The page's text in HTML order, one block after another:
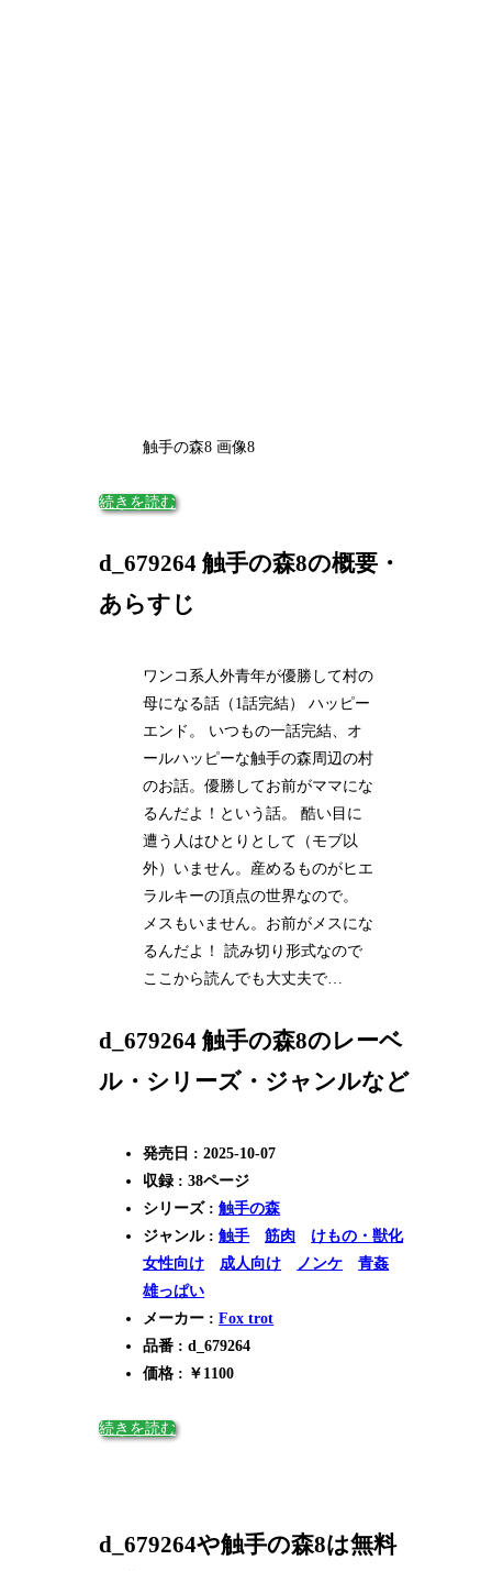
触手の森8 画像8
続きを読む
d_679264 触手の森8の概要・
あらすじ
ワンコ系人外青年が優勝して村の
母になる話（1話完結） ハッピー
エンド。 いつもの一話完結、オ
ールハッピーな触手の森周辺の村
のお話。優勝してお前がママにな
るんだよ！という話。 酷い目に
遭う人はひとりとして（モブ以
外）いません。産めるものがヒエ
ラルキーの頂点の世界なので。
メスもいません。お前がメスにな
るんだよ！ 読み切り形式なので
ここから読んでも大丈夫で…
d_679264 触手の森8のレーベ
ル・シリーズ・ジャンルなど
発売日 : 2025-10-07
収録 : 38ページ
シリーズ :触手の森
ジャンル :触手 筋肉
けもの・獣化
女性向け
成人向け ノンケ
青姦
雄っぱい
メーカー :Fox trot
品番 : d_679264
価格 : ￥1100
続きを読む
d_679264や触手の森8は無料